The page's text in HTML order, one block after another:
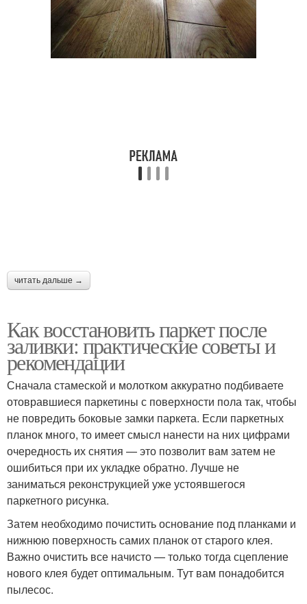
читать дальше →
Как восстановить паркет после
заливки: практические советы и
рекомендации
Сначала стамеской и молотком аккуратно подбиваете
отовравшиеся паркетины с поверхности пола так, чтобы
не повредить боковые замки паркета. Если паркетных
планок много, то имеет смысл нанести на них цифрами
очередность их снятия — это позволит вам затем не
ошибиться при их укладке обратно. Лучше не
заниматься реконструкцией уже устоявшегося
паркетного рисунка.
Затем необходимо почистить основание под планками и
нижнюю поверхность самих планок от старого клея.
Важно очистить все начисто — только тогда сцепление
нового клея будет оптимальным. Тут вам понадобится
пылесос.